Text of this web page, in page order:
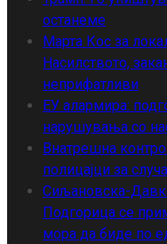
останеме
Марта Кос за
Насилството,
неприфатливи
ЕУ алармира:
нарушувања со
Внатрешна
полицајци за
Сиљановска-
Подгорица се
мора да биде по